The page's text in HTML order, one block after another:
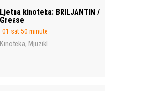
Ljetna kinoteka: BRILJANTIN /
Grease
01 sat 50 minute
Kinoteka, Mjuzikl